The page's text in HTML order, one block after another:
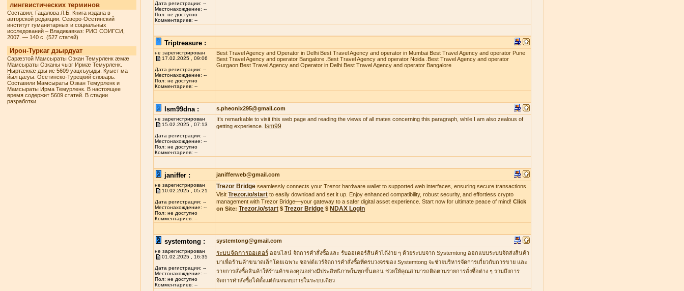
лингвистических терминов
Составил: Гацалова Л.Б. Книга издана в
авторской редакции. Северо-Осетинский
институт гуманитарных и социальных
исследований – Владикавказ: РИО СОИГСИ,
2007. — 140 с. (527 статей)
Ирон-Туркаг дзырдуат
Сарæзтой Мамсыраты Озкан Темурленк æмæ
Мамсыраты Озканы чызг Ирмæ Темурленк.
Ныртæккæ дзы ис 5609 уацхъуыды. Куыст ма
йыл цæуы. Осетинско-Турецкий словарь.
Составили Мамсыраты Озкан Темурленк и
Мамсыраты Ирма Темурленк. В настоящее
время содержит 5609 статей. В стадии
разработки.
Дата регистрации: --
Местонахождение: --
Пол: не доступно
Комментариев: --
Triptreasure :
не зарегистрирован
17.02.2025 , 09:06
Дата регистрации: --
Местонахождение: --
Пол: не доступно
Комментариев: --
Best Travel Agency and Operator in Delhi Best Travel Agency and operator in Mumbai Best Travel Agency and operator Pune
Best Travel Agency and operator Bangalore .Best Travel Agency and operator Noida .Best Travel Agency and operator
Gurgaon Best Travel Agency and Operator in Delhi Best Travel Agency and operator Bangalore
lsm99dna : s.pheonix295@gmail.com
не зарегистрирован
15.02.2025 , 07:13
Дата регистрации: --
Местонахождение: --
Пол: не доступно
Комментариев: --
It’s remarkable to visit this web page and reading the views of all mates concerning this paragraph, while I am also zealous of
getting experience.
lsm99
janiffer : janifferweb@gmail.com
не зарегистрирован
10.02.2025 , 05:21
Дата регистрации: --
Местонахождение: --
Пол: не доступно
Комментариев: --
Trezor Bridge seamlessly connects your Trezor hardware wallet to supported web interfaces, ensuring secure transactions.
Visit Trezor.io/start to easily download and set it up. Enjoy enhanced compatibility, robust security, and effortless crypto
management with Trezor Bridge—your gateway to a safer digital asset experience. Start now for ultimate peace of mind! Click
on Site: Trezor.io/start $ Trezor Bridge $ NDAX Login
systemtong : systemtong@gmail.com
не зарегистрирован
01.02.2025 , 16:35
Дата регистрации: --
Местонахождение: --
Пол: не доступно
Комментариев: --
ระบบจัดการออเดอร์ ออนไลน์ จัดการคำสั่งซื้อและ รับออเดอร์สินค้าได้ง่าย ๆ ด้วยระบบจาก Systemtong ออกแบบระบบจัดส่งสินค้า
มาเพื่อร้านค้าขนาดเล็กโดยเฉพาะ ซอฟต์แวร์จัดการคำสั่งซื้อที่ครบวงจรของ Systemtong จะช่วยบริหารจัดการเกี่ยวกับการขาย และ
รายการสั่งซื้อสินค้าให้ร้านค้าของคุณอย่างมีประสิทธิภาพในทุกขั้นตอน ช่วยให้คุณสามารถติดตามรายการสั่งซื้อต่าง ๆ รวมถึงการ
จัดการคำสั่งซื้อได้ตั้งแต่ต้นจนจบภายในระบบเดียว